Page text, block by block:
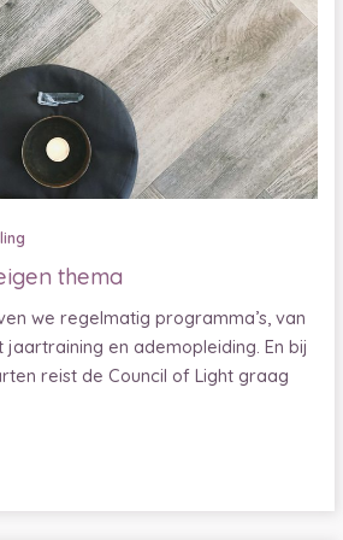
thema
we regelmatig programma’s, van
en ademopleiding. En bij
reist de Council of Light graag